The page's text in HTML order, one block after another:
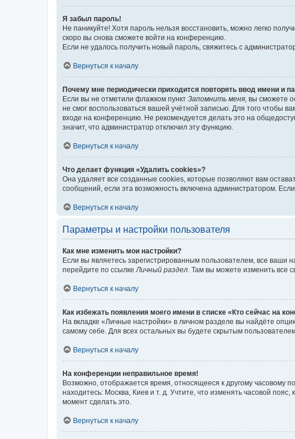
Я забыл пароль!
Не паникуйте! Хотя пароль нельзя восстановить, можно легко
скоро вы снова сможете войти на конференцию.
Если не удалось получить новый пароль, свяжитесь с
Вернуться к началу
Почему мне периодически приходится повторять ввод имени и
Если вы не отметили флажком пункт Запомнить меня , вы сможете
не смог воспользоваться вашей учётной записью. Для того чтобы
входе на конференцию. Не рекомендуется делать это на
значит, что администратор отключил эту функцию.
Вернуться к началу
Что делает функция «Удалить cookies»?
Она удаляет все созданные cookies, которые позволяют вам
сообщений, если эта возможность включена администратором.
Вернуться к началу
Параметры и настройки пользователя
Как мне изменить мои настройки?
Если вы являетесь зарегистрированным пользователем, все ваши
перейдите по ссылке Личный раздел . Там вы можете изменить все
Вернуться к началу
Как избежать появления моего имени в списке «Кто сейчас на
На вкладке «Личные настройки» в личном разделе вы найдёте
самому себе. Для всех остальных вы будете скрытым
Вернуться к началу
На конференции неправильное время!
Возможно, отображается время, относящееся к другому часовому
находитесь: Москва, Киев и т. д. Учтите, что изменять часовой
момент сделать это.
Вернуться к началу